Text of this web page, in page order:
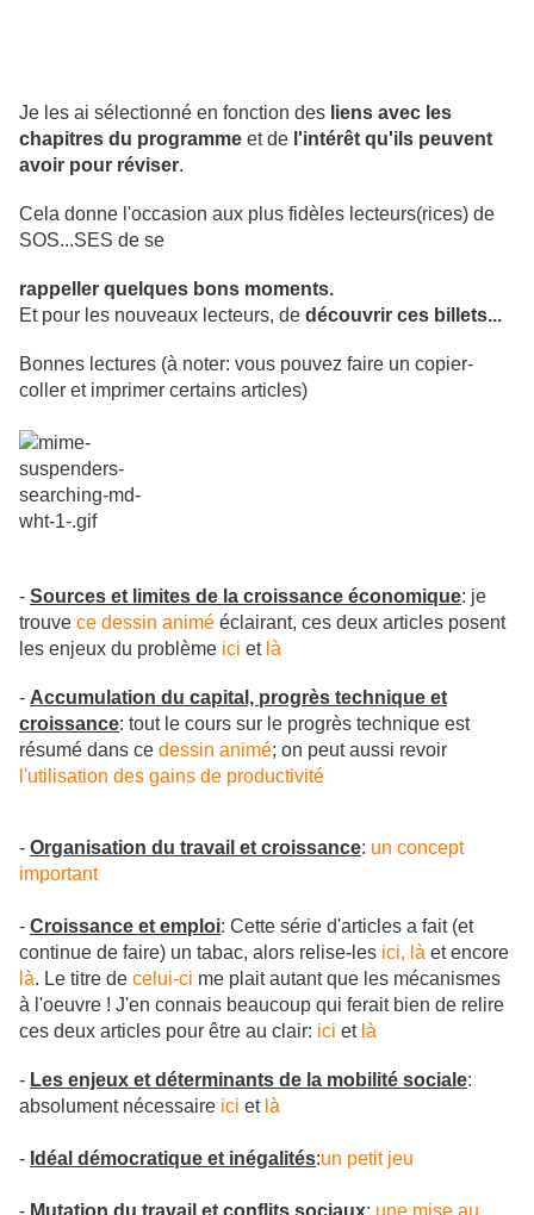
Je les ai sélectionné en fonction des liens avec les
chapitres du programme et de l'intérêt qu'ils peuvent
avoir pour réviser.
Cela donne l'occasion aux plus fidèles lecteurs(rices) de
SOS...SES de se
rappeller quelques bons moments.
Et pour les nouveaux lecteurs, de découvrir ces billets...
Bonnes lectures (à noter: vous pouvez faire un copier-
coller et imprimer certains articles)
- Sources et limites de la croissance économique: je
trouve ce dessin animé éclairant, ces deux articles posent
les enjeux du problème ici et là
- Accumulation du capital, progrès technique et
croissance: tout le cours sur le progrès technique est
résumé dans ce dessin animé; on peut aussi revoir
l'utilisation des gains de productivité
- Organisation du travail et croissance: un concept
important
- Croissance et emploi: Cette série d'articles a fait (et
continue de faire) un tabac, alors relise-les ici, là et encore
là. Le titre de celui-ci me plait autant que les mécanismes
à l'oeuvre ! J'en connais beaucoup qui ferait bien de relire
ces deux articles pour être au clair: ici et là
- Les enjeux et déterminants de la mobilité sociale:
absolument nécessaire ici et là
- Idéal démocratique et inégalités:un petit jeu